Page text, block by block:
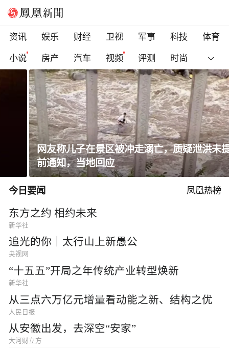
资讯 娱乐 财经 卫视 军事 科技
体育
小说
房产 汽车 视频 评测 时尚
网友称儿子在景区被冲走溺亡，质疑泄洪未提
前通知，当地回应
今日要闻 凤凰热榜
东方之约 相约未来
新华社
追光的你｜太行山上新愚公
央视网
“十五五”开局之年传统产业转型焕新
新华社
从三点六万亿元增量看动能之新、结构之优
人民日报
从安徽出发，去深空“安家”
大河财立方